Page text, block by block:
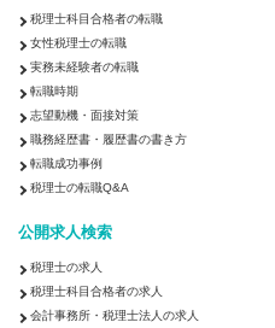
税理士科目合格者の転職
女性税理士の転職
実務未経験者の転職
転職時期
志望動機・面接対策
職務経歴書・履歴書の書き方
転職成功事例
税理士の転職Q&A
公開求人検索
税理士の求人
税理士科目合格者の求人
会計事務所・税理士法人の求人